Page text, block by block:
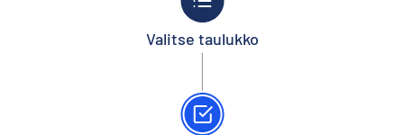
Valitse taulukko